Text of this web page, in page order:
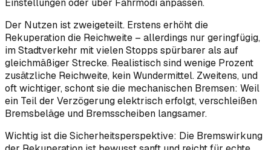
Einstellungen oder über Fahrmodi anpassen.
Der Nutzen ist zweigeteilt. Erstens erhöht die
Rekuperation die Reichweite – allerdings nur geringfügig,
im Stadtverkehr mit vielen Stopps spürbarer als auf
gleichmäßiger Strecke. Realistisch sind wenige Prozent
zusätzliche Reichweite, kein Wundermittel. Zweitens, und
oft wichtiger, schont sie die mechanischen Bremsen: Weil
ein Teil der Verzögerung elektrisch erfolgt, verschleißen
Bremsbeläge und Bremsscheiben langsamer.
Wichtig ist die Sicherheitsperspektive: Die Bremswirkung